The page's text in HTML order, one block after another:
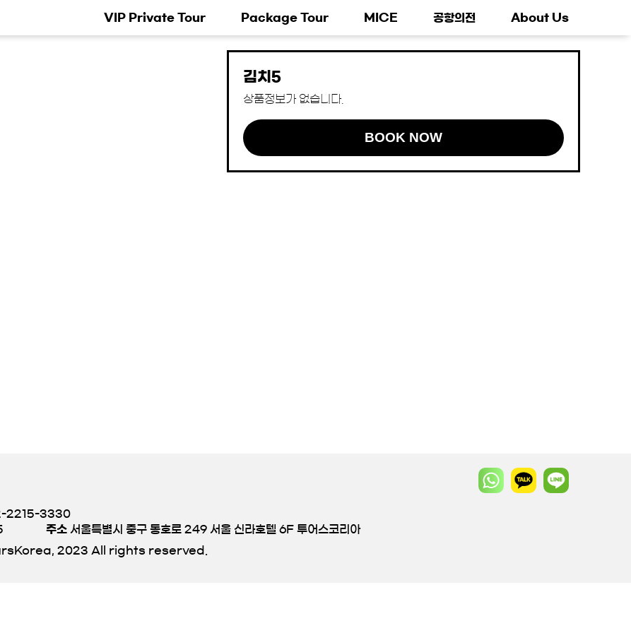
VIP Private Tour Package Tour MICE 공항의전 About Us
김치5
상품정보가 없습니다.
BOOK NOW
2215-3330
주소 서울특별시 중구 동호로 249 서울 신라호텔 6F 투어스코리아
2023 All rights reserved.